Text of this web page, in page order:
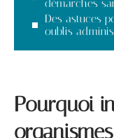
démarches
Des astuces
oublis
Pourquoi